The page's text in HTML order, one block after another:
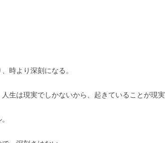
時より深刻になる。
生は現実でしかないから、起きていることが現実